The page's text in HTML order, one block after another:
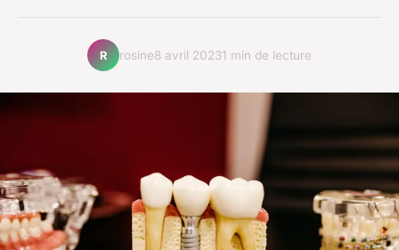
R rosine8 avril 20231 min de lecture